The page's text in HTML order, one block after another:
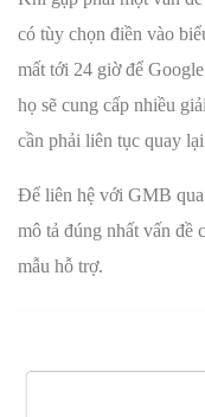
có tùy chọn điền vào
mất tới 24 giờ để
họ sẽ cung cấp nhiều
cần phải liên tục quay
Để liên hệ với GMB
mô tả đúng nhất vấn đề
mẫu hỗ trợ.